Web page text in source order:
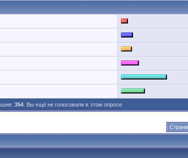
354. Вы ещё не голосовали в этом опросе